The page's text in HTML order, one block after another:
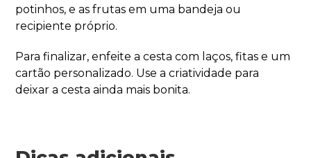
potinhos, e as frutas em uma bandeja ou
recipiente próprio.
Para finalizar, enfeite a cesta com laços, fitas e um
cartão personalizado. Use a criatividade para
deixar a cesta ainda mais bonita.